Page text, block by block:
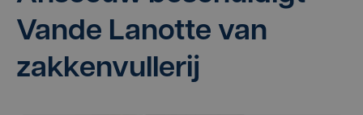
Van­de Lanot­te van
zakkenvullerij